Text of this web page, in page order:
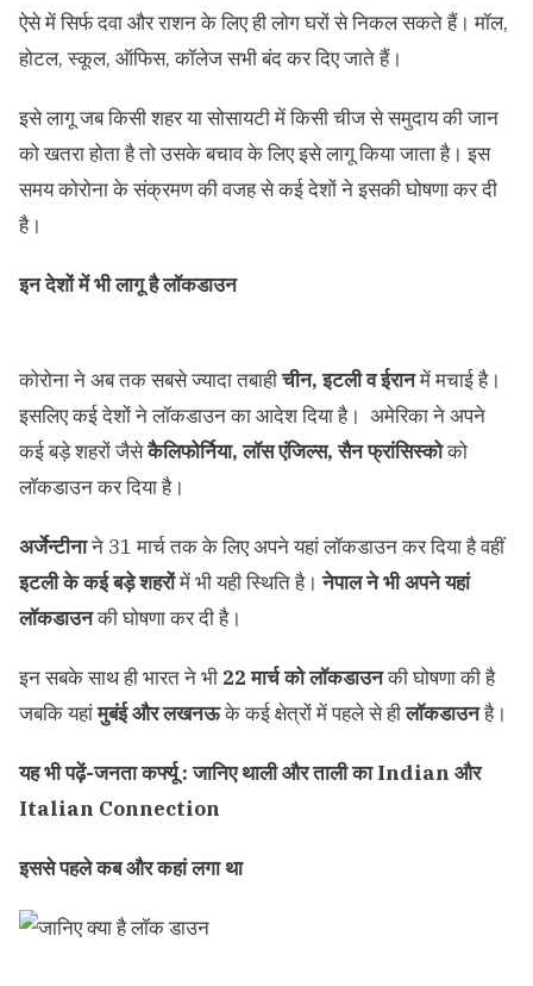
ऐसे में सिर्फ दवा और राशन के लिए ही लोग घरों से निकल सकते हैं। मॉल,
होटल, स्कूल, ऑफिस, कॉलेज सभी बंद कर दिए जाते हैं।
इसे लागू जब किसी शहर या सोसायटी में किसी चीज से समुदाय की जान
को खतरा होता है तो उसके बचाव के लिए इसे लागू किया जाता है। इस
समय कोरोना के संक्रमण की वजह से कई देशों ने इसकी घोषणा कर दी
है।
इन देशों में भी लागू है लॉकडाउन
कोरोना ने अब तक सबसे ज्यादा तबाहीचीन, इटली व ईरानमें मचाई है।
इसलिए कई देशों ने लॉकडाउन का आदेश दिया है। अमेरिका ने अपने
कई बड़े शहरों जैसेकैलिफोर्निया, लॉस एंजिल्स, सैन फ्रांसिस्कोको
लॉकडाउन कर दिया है।
अर्जेन्टीनाने 31 मार्च तक के लिए अपने यहां लॉकडाउन कर दिया है वहीं
इटली के कई बड़े शहरोंमें भी यही स्थिति है।नेपाल ने भी अपने यहां
लॉकडाउनकी घोषणा कर दी है।
इन सबके साथ ही भारत ने भी 22 मार्च को लॉकडाउनकी घोषणा की है
जबकि यहांमुबंई और लखनऊके कई क्षेत्रों में पहले से हीलॉकडाउनहै।
यह भी पढ़ें-जनता कर्फ्यू : जानिए थाली और ताली का Indian और
Italian Connection
इससे पहले कब और कहां लगा था